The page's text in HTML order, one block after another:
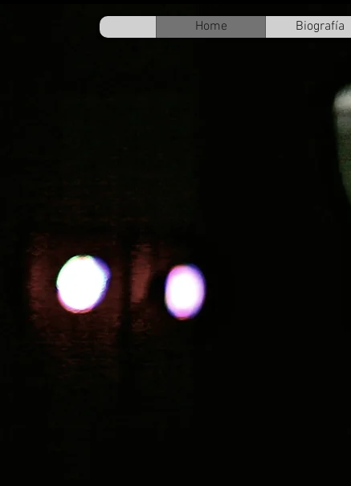
Home Biografía